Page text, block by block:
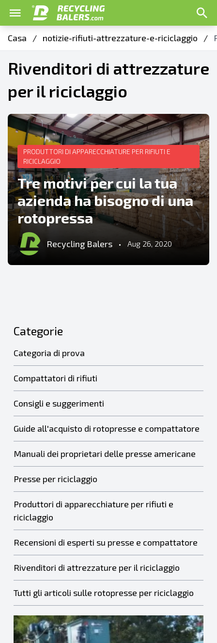
Casa / notizie-rifiuti-attrezzature-e-riciclaggio /
Rivenditori di attrezzature
per il riciclaggio
PRODUTTORI DI APPARECCHIATURE PER RIFIUTI E
RICICLAGGIO
Tre motivi per cui la tua
azienda ha bisogno di una
rotopressa
Recycling Balers • Aug 26, 2020
Categorie
Categoria di prova
Compattatori di rifiuti
Consigli e suggerimenti
Guide all'acquisto di rotopresse e compattatore
Manuali dei proprietari delle presse americane
Presse per riciclaggio
Produttori di apparecchiature per rifiuti e
riciclaggio
Recensioni di esperti su presse e compattatore
Rivenditori di attrezzature per il riciclaggio
Tutti gli articoli sulle rotopresse per riciclaggio